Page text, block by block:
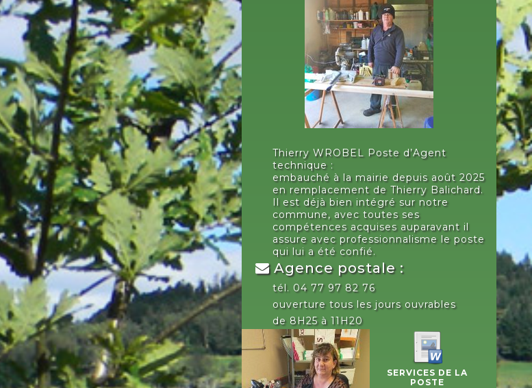
Thierry WROBEL Poste d’Agent
technique :
embauché à la mairie depuis août 2025
en remplacement de Thierry Balichard.
Il est déjà bien intégré sur notre
commune, avec toutes ses
compétences acquises auparavant il
assure avec professionnalisme le poste
qui lui a été confié.
Agence postale :
tél. 04 77 97 82 76
ouverture tous les jours ouvrables
de 8H25 à 11H20
SERVICES DE LA
POSTE